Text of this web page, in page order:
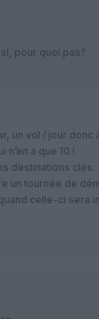
pour quoi pas?
un vol / jour donc
a que 10 !
destinations clés.
un tournée de
celle-ci sera